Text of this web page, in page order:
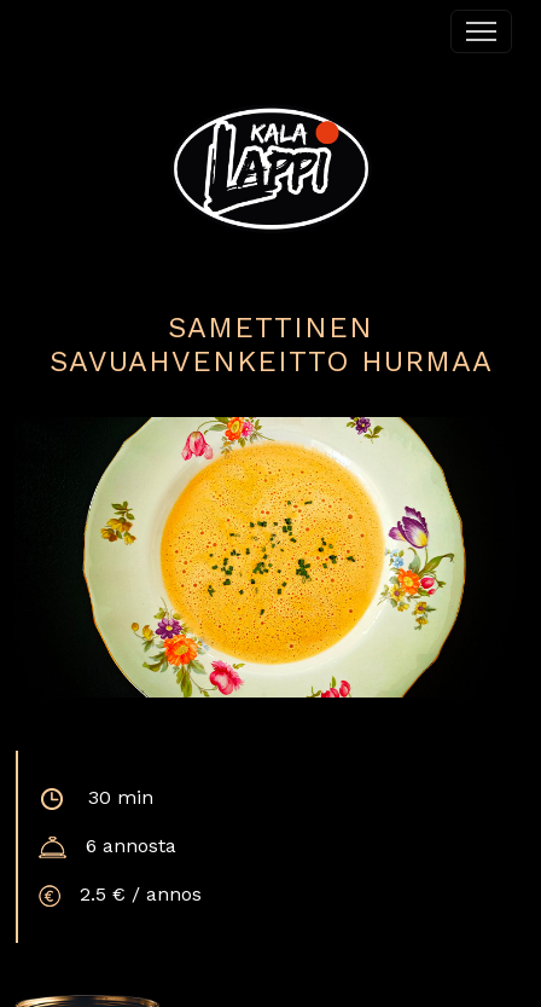
SAMETTINEN
SAVUAHVENKEITTO HURMAA
30 min
6 annosta
2.5 € / annos